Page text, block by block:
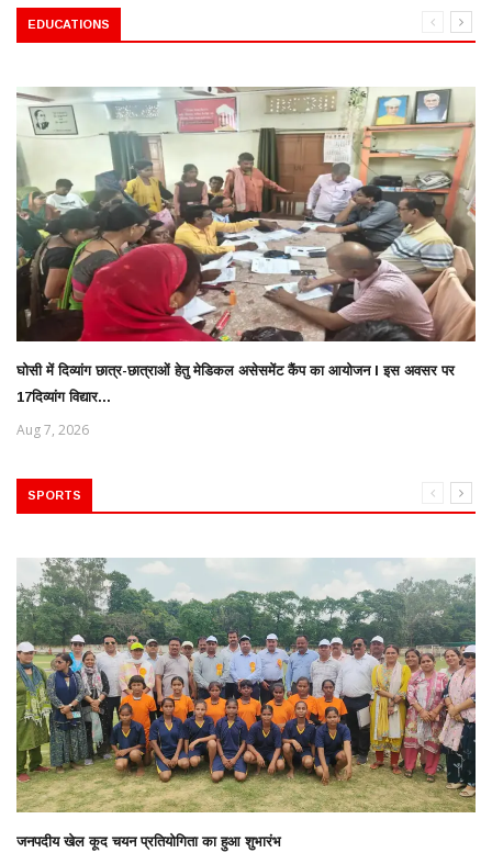
EDUCATIONS
घोसी में दिव्यांग छात्र-छात्राओं हेतु मेडिकल असेसमेंट कैंप का आयोजन l इस अवसर पर
17दिव्यांग विद्यार...
Aug 7, 2026
SPORTS
जनपदीय खेल कूद चयन प्रतियोगिता का हुआ शुभारंभ